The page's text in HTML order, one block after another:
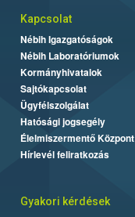
Kapcsolat
Nébih Igazgatóságok
Nébih Laboratóriumok
Kormányhivatalok
Sajtókapcsolat
Ügyfélszolgálat
Hatósági jogsegély
Élelmiszermentő Központ
Hírlevél feliratkozás
Gyakori kérdések